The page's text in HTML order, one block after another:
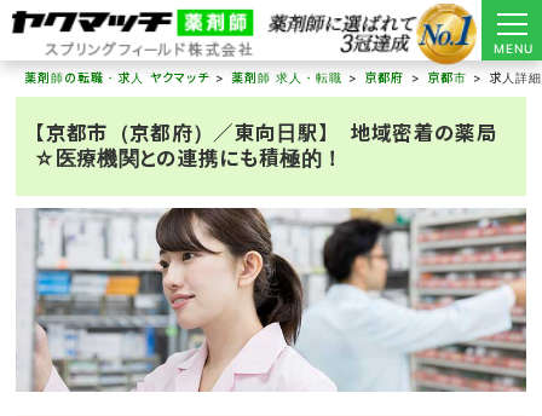
MENU
薬剤師の転職・求人 ヤクマッチ
薬剤師 求人・転職 京都府 京都市 求人詳細
【京都市（京都府）／東向日駅】 地域密着の薬局
☆医療機関との連携にも積極的！